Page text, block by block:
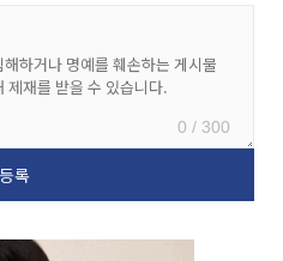
0 / 300